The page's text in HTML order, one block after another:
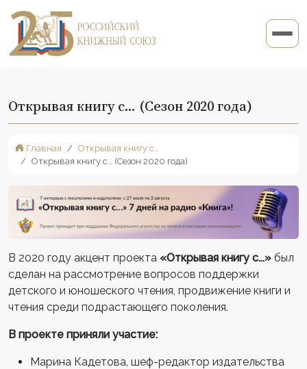
Открывая книгу с… (Сезон 2020 года)
Главная
Открывая книгу с…
Открывая книгу с… (Сезон 2020 года)
В 2020 году акцент проекта «Открывая книгу с...» был
сделан на рассмотрение вопросов поддержки
детского и юношеского чтения, продвижение книги и
чтения среди подрастающего поколения.
В проекте приняли участие:
Марина Кадетова, шеф-редактор издательства